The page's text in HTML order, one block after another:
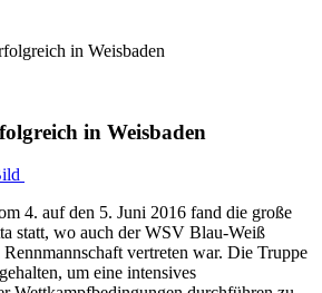
in Weisbaden
in Weisbaden
4. auf den 5. Juni 2016 fand die große
statt, wo auch der WSV Blau-Weiß
vertreten war. Die Truppe
um eine intensives